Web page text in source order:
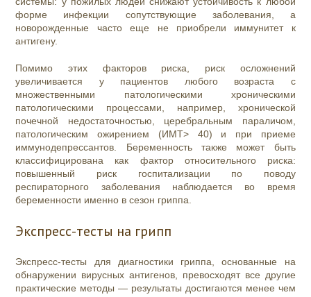
форме инфекции сопутствующие заболевания, а
новорожденные часто еще не приобрели иммунитет к
антигену.
Помимо этих факторов риска, риск осложнений
увеличивается у пациентов любого возраста с
множественными патологическими хроническими
патологическими процессами, например, хронической
почечной недостаточностью, церебральным параличом,
патологическим ожирением (ИМТ> 40) и при приеме
иммунодепрессантов. Беременность также может быть
классифицирована как фактор относительного риска:
повышенный риск госпитализации по поводу
респираторного заболевания наблюдается во время
беременности именно в сезон гриппа.
Экспресс-тесты на грипп
Экспресс-тесты для диагностики гриппа, основанные на
обнаружении вирусных антигенов, превосходят все другие
практические методы — результаты достигаются менее чем